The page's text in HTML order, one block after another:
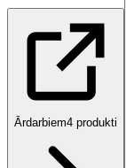
Ārdarbiem4 produkti